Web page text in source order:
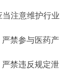
注意维护行业
禁参与医药产
禁违反规定泄